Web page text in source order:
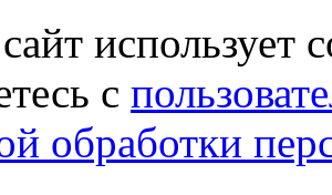
использует
с
обработки